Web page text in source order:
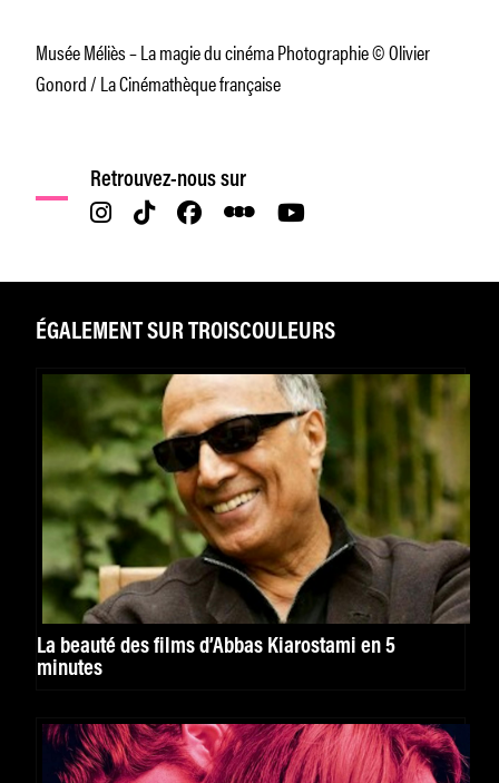
Musée Méliès – La magie du cinéma Photographie © Olivier
Gonord / La Cinémathèque française
Retrouvez-nous sur
ÉGALEMENT SUR TROISCOULEURS
La beauté des films d’Abbas Kiarostami en 5
minutes